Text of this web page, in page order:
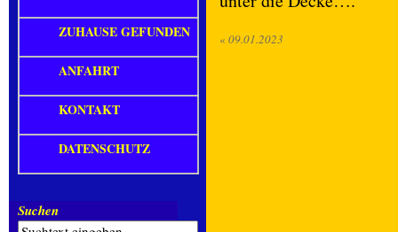
« 09.01.2023
ZUHAUSE GEFUNDEN
ANFAHRT
KONTAKT
DATENSCHUTZ
Suchen